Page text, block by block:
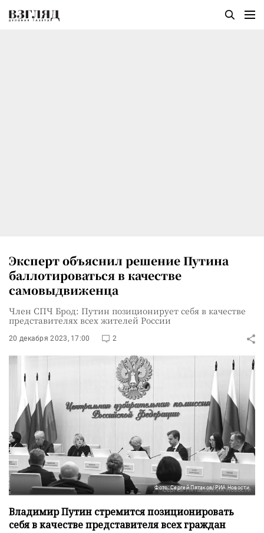
Эксперт объяснил решение Путина
баллотироваться в качестве
самовыдвиженца
Член СПЧ Брод: Путин позиционирует себя в качестве
представителях всех жителей России
20 декабря 2023, 17:00 2
Фото: Сергей Пятаков/РИА Новости
Владимир Путин стремится позиционировать
себя в качестве представителя всех граждан